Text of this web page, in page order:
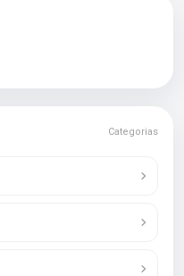
Categorias